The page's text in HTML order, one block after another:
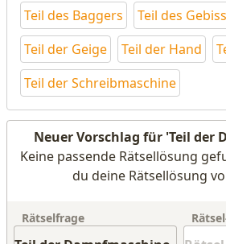
Teil des Baggers
Teil des
Teil der Geige
Teil der Hand
Teil der Schreibmaschine
Neuer Vorschlag für 'Teil der
Keine passende Rätsellösung
du deine Rätsellösung
Rätselfrage